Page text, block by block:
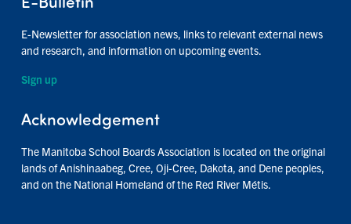
E-Newsletter for association news, links to relevant external news
and research, and information on upcoming events.
Sign up
Acknowledgement
The Manitoba School Boards Association is located on the original
lands of Anishinaabeg, Cree, Oji-Cree, Dakota, and Dene peoples,
and on the National Homeland of the Red River Métis.